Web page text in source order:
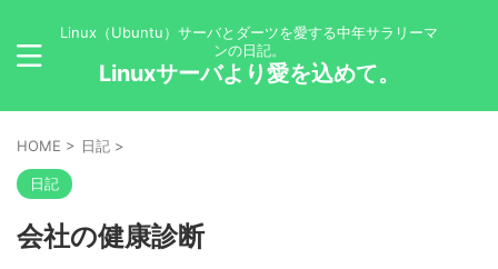
Linux（Ubuntu）サーバとダーツを愛する中年サラリーマ
ンの日記。
Linuxサーバより愛を込めて。
HOME > 日記 >
日記
会社の健康診断